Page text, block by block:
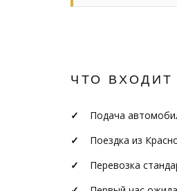
ЧТО
Подача
Поездка из
Перевозка